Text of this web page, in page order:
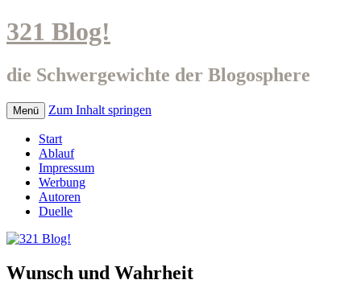
321 Blog!
die Schwergewichte der Blogosphere
Menü Zum Inhalt springen
Start
Ablauf
Impressum
Werbung
Autoren
Duelle
Wunsch und Wahrheit